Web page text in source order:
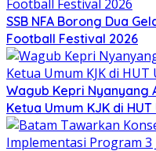
SSB NFA Borong Dua
Football Festival 2026
Wagub Kepri Nyanyang
Ketua Umum KJK di